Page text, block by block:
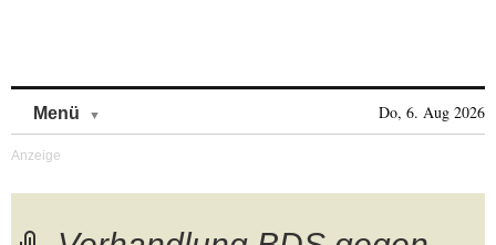
Menü Do, 6. Aug 2026